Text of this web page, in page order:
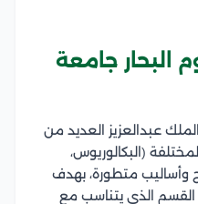
البحار جامعة
عبدالعزيز العديد من
(البكالوريوس،
وأساليب متطورة، بهدف
القسم الذي يتناسب مع